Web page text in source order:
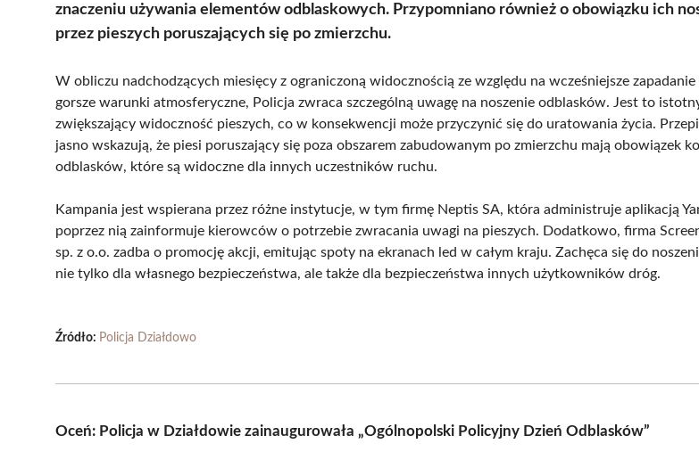
znaczeniu używania elementów odblaskowych. Przypomniano również o obowiązku ich
przez pieszych poruszających się po zmierzchu.
W obliczu nadchodzących miesięcy z ograniczoną widocznością ze względu na wcześniejsze
gorsze warunki atmosferyczne, Policja zwraca szczególną uwagę na noszenie odblasków. Jest to
zwiększający widoczność pieszych, co w konsekwencji może przyczynić się do uratowania życia.
jasno wskazują, że piesi poruszający się poza obszarem zabudowanym po zmierzchu mają obowiązek
odblasków, które są widoczne dla innych uczestników ruchu.
Kampania jest wspierana przez różne instytucje, w tym firmę Neptis SA, która administruje aplikacją
poprzez nią zainformuje kierowców o potrzebie zwracania uwagi na pieszych. Dodatkowo, firma
sp. z o.o. zadba o promocję akcji, emitując spoty na ekranach led w całym kraju. Zachęca się do
nie tylko dla własnego bezpieczeństwa, ale także dla bezpieczeństwa innych użytkowników dróg.
Źródło: Policja Działdowo
Oceń: Policja w Działdowie zainaugurowała „Ogólnopolski Policyjny Dzień Odblasków”